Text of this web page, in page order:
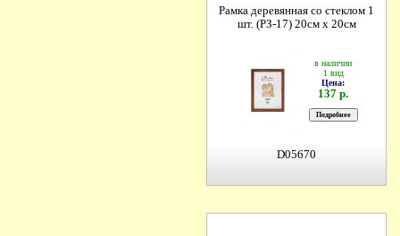
Рамка деревянная со стеклом 1
шт. (РЗ-17) 20см х 20см
в наличии
1 вид
Цена:
137 р.
D05670